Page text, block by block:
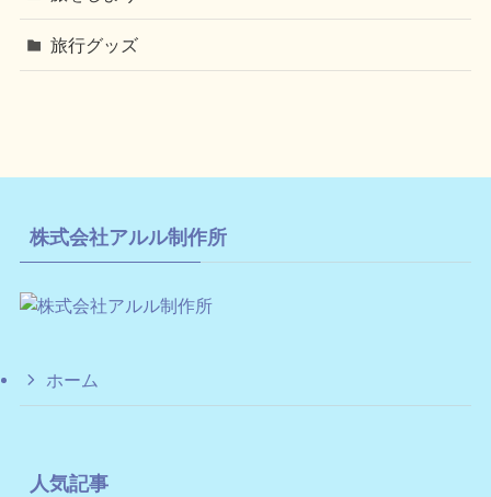
旅行グッズ
株式会社アルル制作所
ホーム
人気記事